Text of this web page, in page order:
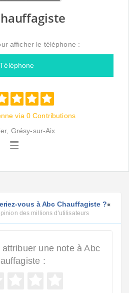
afficher le téléphone :
Téléphone
via 0 Contributions
Grésy-sur-Aix
vous à Abc Chauffagiste ?
des millions d'utilisateurs
une note à Abc
: